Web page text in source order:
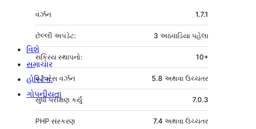
મેટા
વર્ઝન 1.7.1
છેલ્લી અપડેટ: 3 અઠવાડિયા પહેલા
સક્રિય સ્થાપનો: 10+
વર્ડપ્રેસ વર્ઝન 5.8 અથવા ઉચ્ચતર
7.0.3
સુધી પરીક્ષણ કર્યું
PHP સંસ્કરણ 7.4 અથવા ઉચ્ચતર
વિશે
સમાચાર
હોસ્ટિંગ.
ગોપનીયતા